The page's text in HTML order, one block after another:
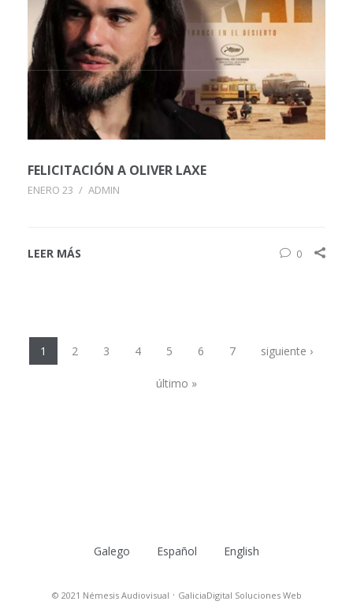
FELICITACIÓN A OLIVER LAXE
ENERO 23 / ADMIN
LEER MÁS 0
Páginas
1 2 3 4 5 6 7 siguiente ›
último »
Galego Español English
© 2021 Némesis Audiovisual · GaliciaDigital Soluciones Web